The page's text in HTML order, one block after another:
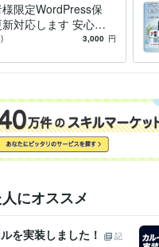
限定WordPress保
対応します 安心・
サイト運用を、全力で
3,000 円
にオススメ
を実装しました！
記